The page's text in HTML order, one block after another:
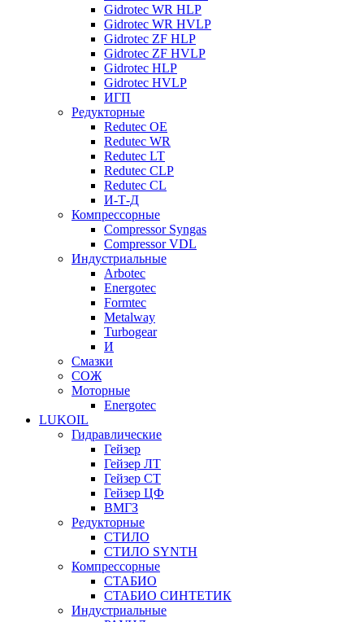
Gidrotec WR HLP
Gidrotec WR HVLP
Gidrotec ZF HLP
Gidrotec ZF HVLP
Gidrotec HLP
Gidrotec HVLP
ИГП
Редукторные
Redutec OE
Redutec WR
Redutec LT
Redutec CLP
Redutec CL
И-Т-Д
Компрессорные
Compressor Syngas
Compressor VDL
Индустриальные
Arbotec
Energotec
Formtec
Metalway
Turbogear
И
Смазки
СОЖ
Моторные
Energotec
LUKOIL
Гидравлические
Гейзер
Гейзер ЛТ
Гейзер СТ
Гейзер ЦФ
ВМГЗ
Редукторные
СТИЛО
СТИЛО SYNTH
Компрессорные
СТАБИО
СТАБИО СИНТЕТИК
Индустриальные